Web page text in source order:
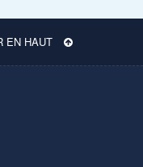
EN HAUT